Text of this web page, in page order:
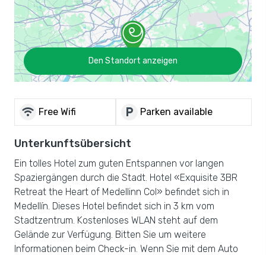
Den Standort anzeigen
wifi Free Wifi local_parking Parken available
Unterkunftsübersicht
Ein tolles Hotel zum guten Entspannen vor langen
Spaziergängen durch die Stadt. Hotel «Exquisite 3BR
Retreat the Heart of Medellinn Col» befindet sich in
Medellín. Dieses Hotel befindet sich in 3 km vom
Stadtzentrum. Kostenloses WLAN steht auf dem
Gelände zur Verfügung. Bitten Sie um weitere
Informationen beim Check-in. Wenn Sie mit dem Auto